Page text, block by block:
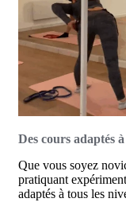
Des cours adaptés
Que vous soyez
pratiquant
adaptés à tous les